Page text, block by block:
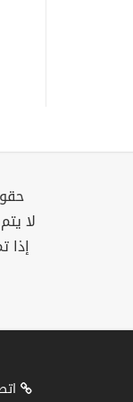
لا
إذا